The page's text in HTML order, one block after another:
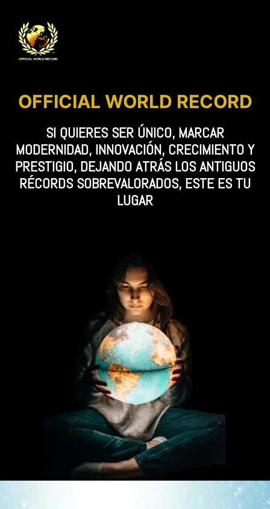
OFFICIAL WORLD RECORD
SI QUIERES SER ÚNICO, MARCAR
MODERNIDAD, INNOVACIÓN, CRECIMIENTO Y
PRESTIGIO, DEJANDO ATRÁS LOS ANTIGUOS
RÉCORDS SOBREVALORADOS, ESTE ES TU
LUGAR